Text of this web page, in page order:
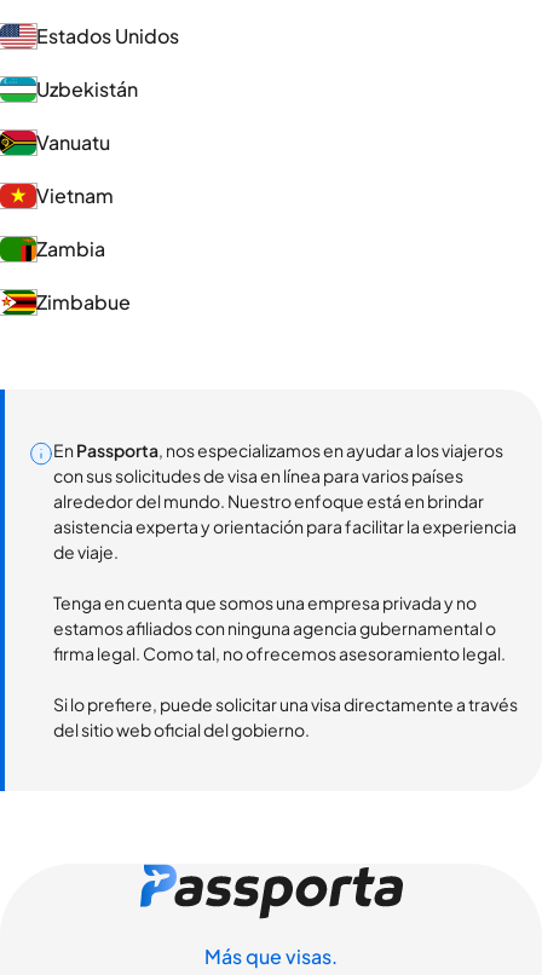
Estados Unidos
Uzbekistán
Vanuatu
Vietnam
Zambia
Zimbabue
En Passporta, nos especializamos en ayudar a los viajeros
con sus solicitudes de visa en línea para varios países
alrededor del mundo. Nuestro enfoque está en brindar
asistencia experta y orientación para facilitar la experiencia
de viaje.
Tenga en cuenta que somos una empresa privada y no
estamos afiliados con ninguna agencia gubernamental o
firma legal. Como tal, no ofrecemos asesoramiento legal.
Si lo prefiere, puede solicitar una visa directamente a través
del sitio web oficial del gobierno.
Más que visas.